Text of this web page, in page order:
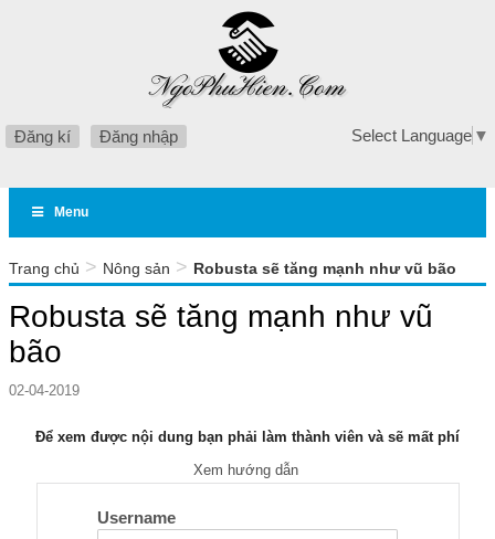
Đăng kí Đăng nhập Select Language ▼
Menu
Trang chủ > Nông sản > Robusta sẽ tăng mạnh như vũ bão
Robusta sẽ tăng mạnh như vũ
bão
02-04-2019
Để xem được nội dung bạn phải làm thành viên và sẽ mất phí
Xem hướng dẫn
Username